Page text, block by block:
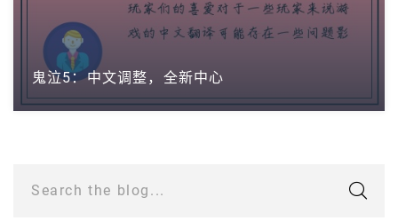
鬼泣5：中文调整，全新中心
Search the blog...